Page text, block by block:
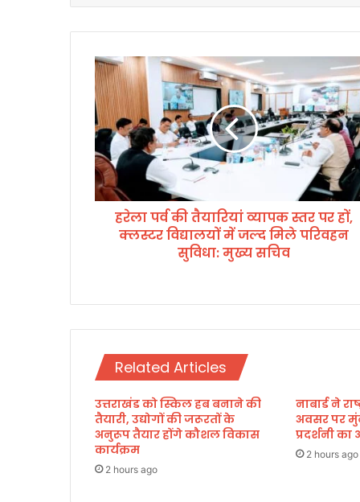
ह
रे
ला
प
र्व
की
तै
या
रि
र
क्ल
स्ट
र
वि
द्या
ल
हरेला पर्व की तैयारियां व्यापक स्तर पर हों,
क्लस्टर विद्यालयों में जल्द मिले परिवहन
सुविधा: मुख्य सचिव
Related Articles
उत्तराखंड को स्किल हब बनाने की
तैयारी, उद्योगों की जरूरतों के
अनुरूप तैयार होंगे कौशल विकास
कार्यक्रम
2 hours ago
नाबार्ड ने
अवसर पर
प्रदर्शनी
2 hours ago